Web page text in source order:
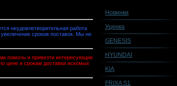
неудовлетворительная работа
сроков поставок. Мы не
помочь и привезти интересующие
цене и срокам доставки искомых
Новинки
Уценка
GENESIS
HYUNDAI
KIA
FRIXA S1